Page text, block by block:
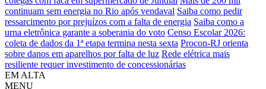
continuam sem energia no Rio após vendaval Saiba como pedir
ressarcimento por prejuízos com a falta de energia Saiba como a
urna eletrônica garante a soberania do voto Censo Escolar 2026:
coleta de dados da 1ª etapa termina nesta sexta Procon-RJ orienta
sobre danos em aparelhos por falta de luz Rede elétrica mais
resiliente requer investimento de concessionárias
EM ALTA
MENU